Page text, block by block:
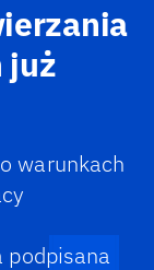
już
warunkach
podpisana